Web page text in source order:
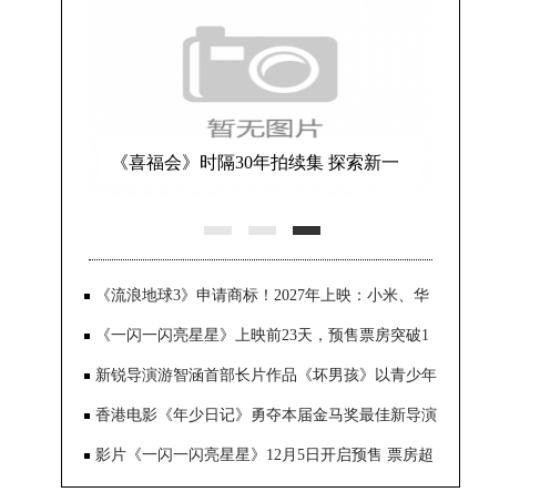
恐怖片《微笑》势头强劲 全球票房突
《流浪地球3》申请商标！2027年上映：小米、华
为合作
《一闪一闪亮星星》上映前23天，预售票房突破1
亿元
新锐导演游智涵首部长片作品《坏男孩》以青少年
犯罪为题 四名情同家人的底层少年 做尽各种坏事
香港电影《年少日记》勇夺本届金马奖最佳新导演
奖和观众票选最佳影片奖
影片《一闪一闪亮星星》12月5日开启预售 票房超